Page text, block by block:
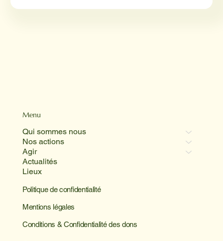
Menu
Qui sommes nous
Nos actions
Agir
Actualités
Lieux
Politique de confidentialité
Mentions légales
Conditions & Confidentialité des dons